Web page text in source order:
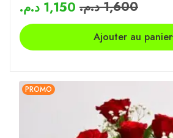
1,600 د.م. 1,150 د.م.
Ajouter au panier
PROMO